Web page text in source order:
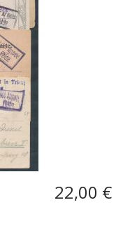
22,00 €